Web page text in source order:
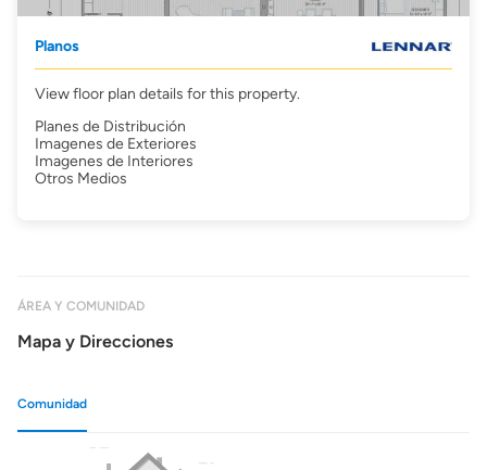
Planos
View floor plan details for this property.
Planes de Distribución
Imagenes de Exteriores
Imagenes de Interiores
Otros Medios
ÁREA Y COMUNIDAD
Mapa y Direcciones
Comunidad